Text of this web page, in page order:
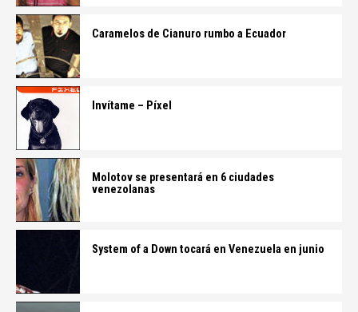
Caramelos de Cianuro rumbo a Ecuador
Invítame – Píxel
Molotov se presentará en 6 ciudades
venezolanas
System of a Down tocará en Venezuela en junio